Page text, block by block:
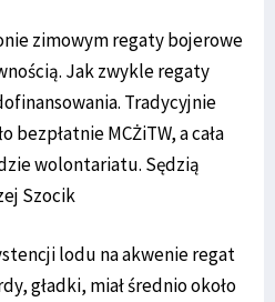
zimowym regaty bojerowe
Jak zwykle regaty
Tradycyjnie
MCŻiTW, a cała
wolontariatu. Sędzią
Szocik
lodu na akwenie regat
gładki, miał średnio około